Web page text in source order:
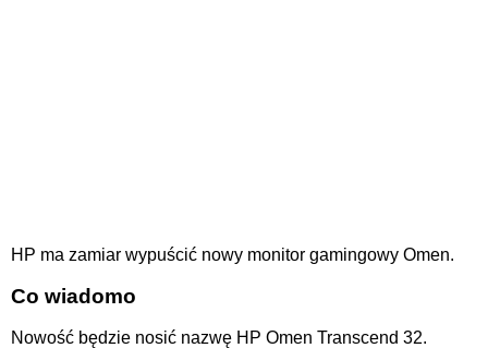
HP ma zamiar wypuścić nowy monitor gamingowy Omen.
Co wiadomo
Nowość będzie nosić nazwę HP Omen Transcend 32.